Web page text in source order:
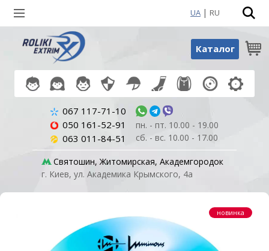
UA | RU
Каталог
067 117-71-10
050 161-52-91
063 011-84-51
пн. - пт. 10.00 - 19.00
сб. - вс. 10.00 - 17.00
Святошин, Житомирская, Академгородок
г. Киев, ул. Академика Крымского, 4а
новинка